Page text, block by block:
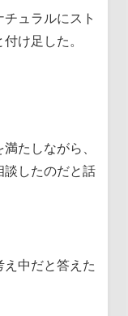
ュラルにスト
け足した。
たしながら、
談したのだと話
え中だと答えた